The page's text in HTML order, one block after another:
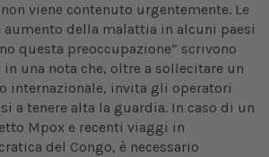
viene contenuto urgentemente. Le
della malattia in alcuni paesi
questa preoccupazione” scrivono
una nota che, oltre a sollecitare un
internazionale, invita gli operatori
a tenere alta la guardia. In caso di un
Mpox e recenti viaggi in
del Congo, è necessario